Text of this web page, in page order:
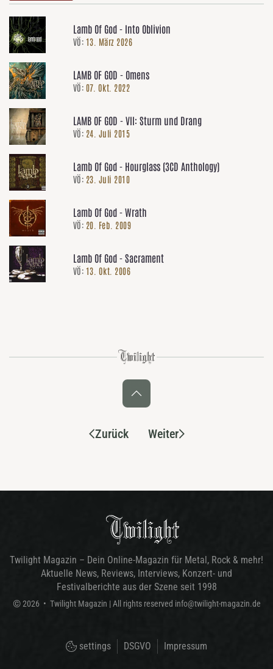
Lamb Of God - Into Oblivion
VÖ: 13. März 2026
LAMB OF GOD - Omens
VÖ: 07. Okt. 2022
LAMB OF GOD - VII: Sturm und Drang
VÖ: 24. Juli 2015
Lamb Of God - Hourglass (3CD Anthology)
VÖ: 23. Juli 2010
Lamb Of God - Wrath
VÖ: 20. Feb. 2009
Lamb Of God - Sacrament
VÖ: 13. Okt. 2006
Zurück Weiter
Twilight Magazin – Dein Online-Magazin für Metal, Rock & mehr!
Aktuelle News, Reviews, Interviews, Konzert- und
Festivalberichte aus der Szene seit 1998
© 2026 • Twilight Magazin | All rights reserved info@twilight-magazin.de
settings DSGVO Impressum